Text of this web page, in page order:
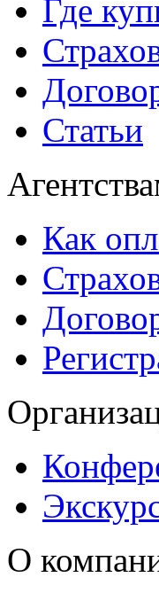
Где
Статьи
Как
О